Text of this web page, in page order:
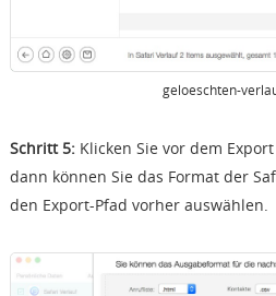
geloeschten-
Schritt 5:Klicken Sie vor dem
dann können Sie das Format der
den Export-Pfad vorher auswählen.